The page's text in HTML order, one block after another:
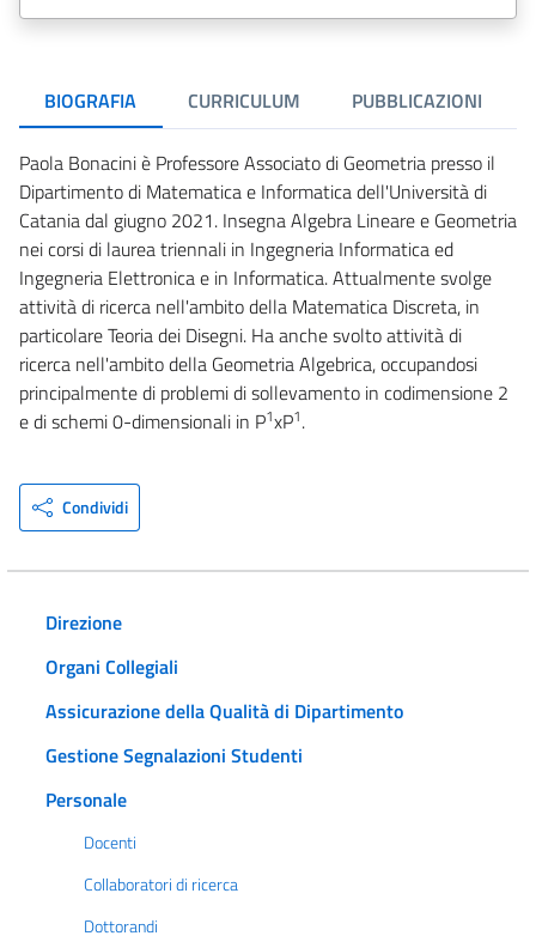
BIOGRAFIA CURRICULUM PUBBLICAZIONI
Paola Bonacini è Professore Associato di Geometria presso il
Dipartimento di Matematica e Informatica dell'Università di
Catania dal giugno 2021. Insegna Algebra Lineare e Geometria
nei corsi di laurea triennali in Ingegneria Informatica ed
Ingegneria Elettronica e in Informatica. Attualmente svolge
attività di ricerca nell'ambito della Matematica Discreta, in
particolare Teoria dei Disegni. Ha anche svolto attività di
ricerca nell'ambito della Geometria Algebrica, occupandosi
principalmente di problemi di sollevamento in codimensione 2
e di schemi 0-dimensionali in P1xP1.
Condividi
Direzione
Organi Collegiali
Assicurazione della Qualità di Dipartimento
Gestione Segnalazioni Studenti
Personale
Docenti
Collaboratori di ricerca
Dottorandi